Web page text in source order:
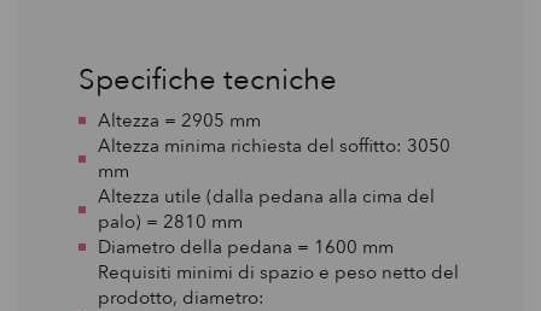
Specifiche tecniche
Altezza = 2905 mm
Altezza minima richiesta del soffitto: 3050
mm
Altezza utile (dalla pedana alla cima del
palo) = 2810 mm
Diametro della pedana = 1600 mm
Requisiti minimi di spazio e peso netto del
prodotto, diametro: